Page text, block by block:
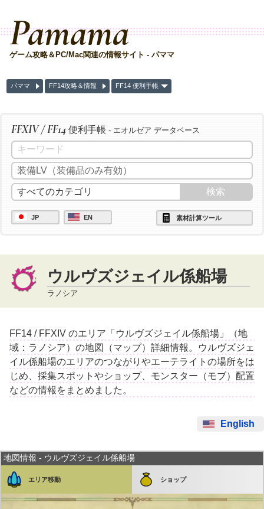
Pamama
ゲーム攻略＆PC/Mac関連の情報サイト - パママ
パママ FF14攻略＆情報 FF14 便利手帳
FFXIV / FF14 便利手帳 - エオルゼア データベース
JP EN 素材計算ツール
ウルヴズジェイル係船場
ラノシア
FF14 / FFXIV のエリア「ウルヴズジェイル係船場」（地
域：ラノシア）の地図（マップ）詳細情報。ウルヴズジェ
イル係船場のエリアのつながりやエーテライトの場所をは
じめ、採集スポットやショップ、モンスター（モブ）配置
などの情報をまとめました。
English
地図情報 - ウルヴズジェイル係船場
エリア移動 ショップ